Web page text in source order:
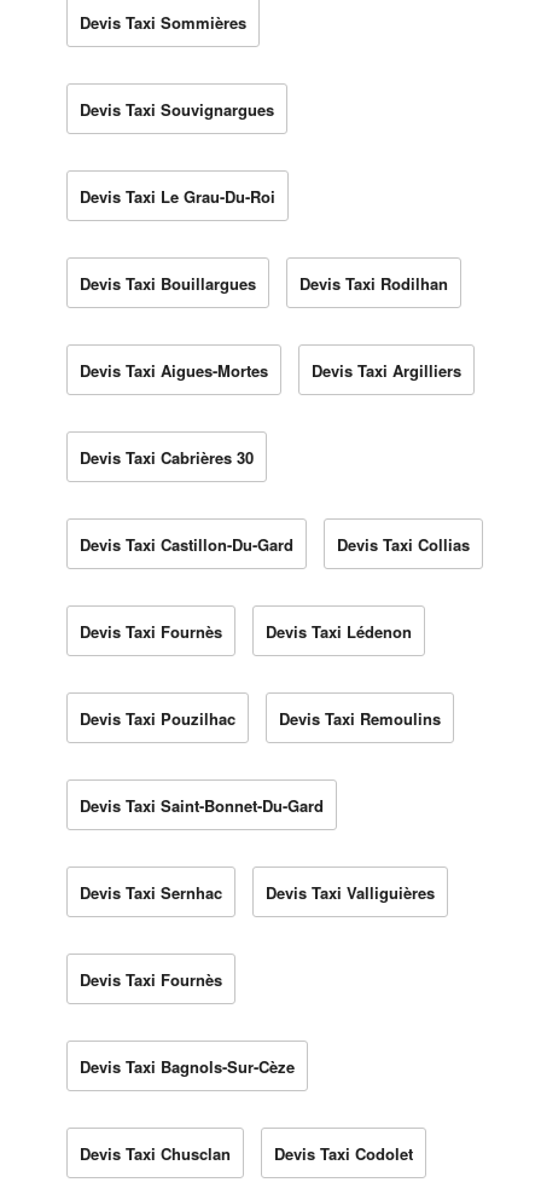
Devis Taxi Sommières
Devis Taxi Souvignargues
Devis Taxi Le Grau-Du-Roi
Devis Taxi Bouillargues Devis Taxi Rodilhan
Devis Taxi Aigues-Mortes Devis Taxi Argilliers
Devis Taxi Cabrières 30
Devis Taxi Castillon-Du-Gard Devis Taxi Collias
Devis Taxi Fournès Devis Taxi Lédenon
Devis Taxi Pouzilhac Devis Taxi Remoulins
Devis Taxi Saint-Bonnet-Du-Gard
Devis Taxi Sernhac Devis Taxi Valliguières
Devis Taxi Fournès
Devis Taxi Bagnols-Sur-Cèze
Devis Taxi Chusclan Devis Taxi Codolet